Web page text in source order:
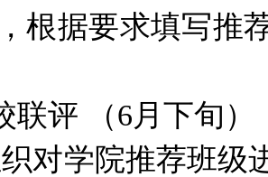
根据要求填写推
联评 （6月下旬）
对学院推荐班级